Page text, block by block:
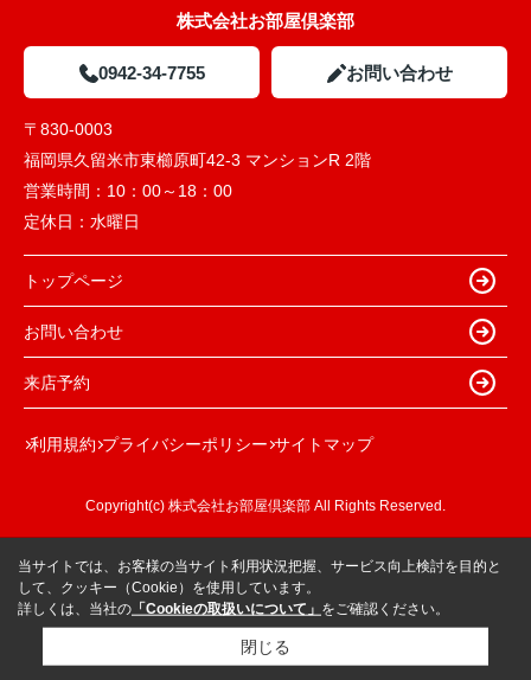
株式会社お部屋倶楽部
0942-34-7755 お問い合わせ
〒830-0003
福岡県久留米市東櫛原町42-3 マンションR 2階
営業時間： 10：00～18：00
定休日： 水曜日
トップページ
お問い合わせ
来店予約
利用規約 プライバシーポリシー サイトマップ
Copyright(c) 株式会社お部屋倶楽部 All Rights Reserved.
当サイトでは、お客様の当サイト利用状況把握、サービス向上検討を目的と
して、クッキー（Cookie）を使用しています。
詳しくは、当社の 「Cookieの取扱いについて」 をご確認ください。
閉じる